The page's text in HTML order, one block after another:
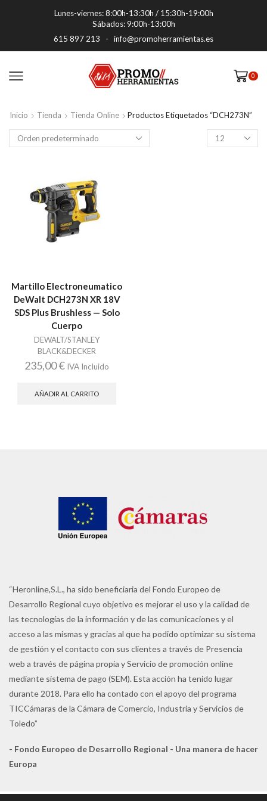
Lunes-viernes: 8:00h-13:30h / 15:30h-19:00h
Sábados: 9:00h-13:00h
615 897 213 - info@promoherramientas.es
0
Inicio Tienda Tienda Online
Productos Etiquetados “DCH273N”
Productos
por
Martillo Electroneumatico
DeWalt DCH273N XR 18V
SDS Plus Brushless — Solo
Cuerpo
DEWALT/STANLEY
BLACK&DECKER
235,00€ IVA Incluido
AÑADIR AL CARRITO
“Heronline,S.L., ha sido beneficiaria del Fondo Europeo de
Desarrollo Regional cuyo objetivo es mejorar el uso y la calidad de
las tecnologías de la información y de las comunicaciones y el
acceso a las mismas y gracias al que ha podido optimizar su sistema
de gestión y el contacto con sus clientes a través de Presencia
web a través de página propia y Servicio de promoción online
mediante sistema de pago (SEM). Esta acción ha tenido lugar
durante 2018. Para ello ha contado con el apoyo del programa
TICCámaras de la Cámara de Comercio, Industria y Servicios de
Toledo”
- Fondo Europeo de Desarrollo Regional - Una manera de hacer
Europa